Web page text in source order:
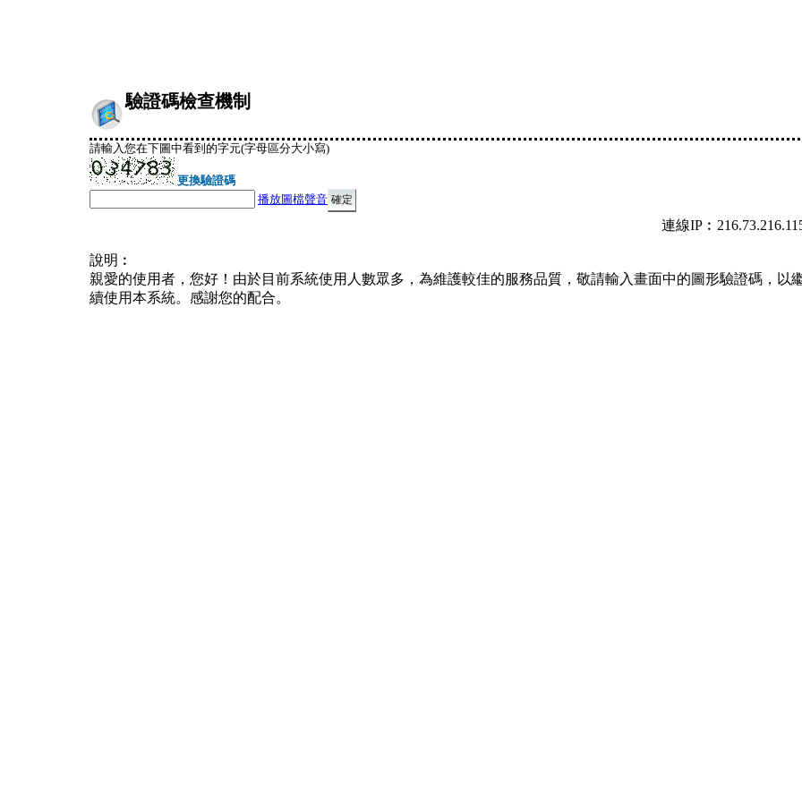
驗證碼檢查機制
請輸入您在下圖中看到的字元(字母區分大小寫)
更換驗證碼
播放圖檔聲音
連線
說明︰
親愛的使用者，您好！由於目前系統使用人數眾多，為維護較佳的服務品質，敬請輸入畫面中的圖形驗證碼，以
續使用本系統。感謝您的配合。